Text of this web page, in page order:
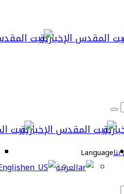
Language
العربية